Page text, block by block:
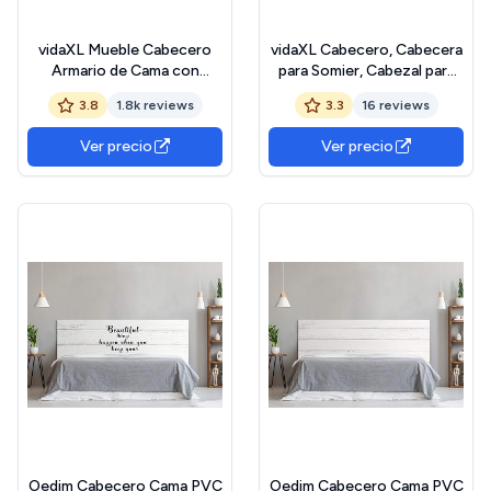
vidaXL Mueble Cabecero
Armario de Cama con
Almacenaje Pared
Dormitorio Estantería
Habitación Libros
Decoraciones Blanco
140x19x103,5 cm
3.8 1.8k reviews
Ver precio
vidaXL Cabecero, Cabecera
para Somier, Cabezal para
Estructura Armazón Marco
de Cama, Cabecero para
Dormitorio Hogar, Metal
Negro 90 cm
3.3 16 reviews
Ver precio
Oedim Cabecero Cama PVC
Oedim Cabecero Cama PVC